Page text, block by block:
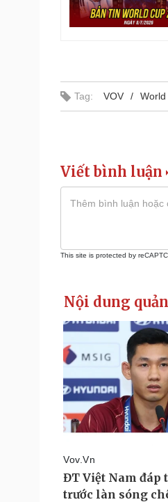
Tag: VOV World
Viết bình luận
This site is protected by